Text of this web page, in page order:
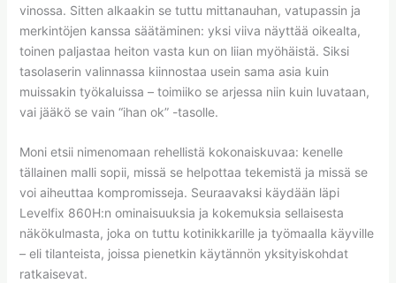
vinossa. Sitten alkaakin se tuttu mittanauhan, vatupassin ja
merkintöjen kanssa säätäminen: yksi viiva näyttää oikealta,
toinen paljastaa heiton vasta kun on liian myöhäistä. Siksi
tasolaserin valinnassa kiinnostaa usein sama asia kuin
muissakin työkaluissa – toimiiko se arjessa niin kuin luvataan,
vai jääkö se vain “ihan ok” -tasolle.
Moni etsii nimenomaan rehellistä kokonaiskuvaa: kenelle
tällainen malli sopii, missä se helpottaa tekemistä ja missä se
voi aiheuttaa kompromisseja. Seuraavaksi käydään läpi
Levelfix 860H:n ominaisuuksia ja kokemuksia sellaisesta
näkökulmasta, joka on tuttu kotinikkarille ja työmaalla käyville
– eli tilanteista, joissa pienetkin käytännön yksityiskohdat
ratkaisevat.